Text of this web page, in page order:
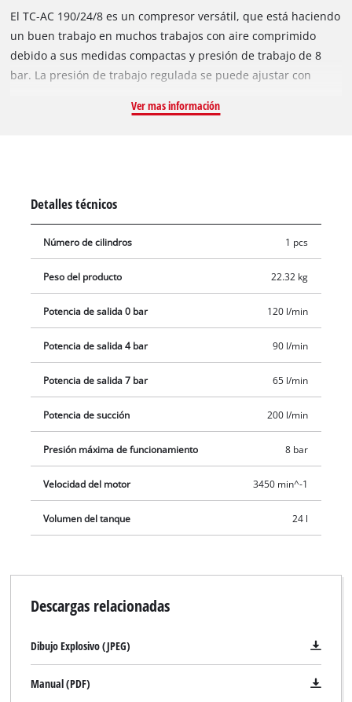
El TC-AC 190/24/8 es un compresor versátil, que está haciendo
un buen trabajo en muchos trabajos con aire comprimido
debido a sus medidas compactas y presión de trabajo de 8
bar. La presión de trabajo regulada se puede ajustar con
manómetro. A través del acoplamiento de liberación rápida,
seguridad del operador se proporciona de manera óptima
El condensado se puede drenar del recipiente de forma
cómoda y adecuada mediante un tornillo de drenaje. El pie
antivibratorio evita las vibraciones y reduce el ruido. La barra
de sujeción y las dos ruedas de goma garantizan una
movilidad rápida y un transporte sencillo. Hay una garantía de
10 años contra la corrosión por perforación del tanque.
Ver mas información
Detalles técnicos
Número de cilindros 1 pcs
Peso del producto 22.32 kg
Potencia de salida 0 bar 120 l/min
Potencia de salida 4 bar 90 l/min
Potencia de salida 7 bar 65 l/min
Potencia de succión 200 l/min
Presión máxima de funcionamiento 8 bar
Velocidad del motor 3450 min^-1
Volumen del tanque 24 l
Descargas relacionadas
Dibujo Explosivo (JPEG)
Manual (PDF)